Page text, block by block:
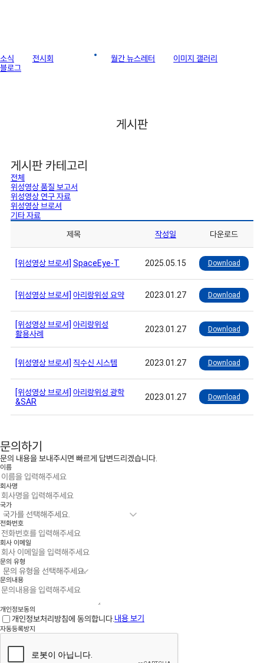
소식 전시회 월간 뉴스레터
이미지 갤러리
블로그
게시판
게시판 카테고리
전체
위성영상 품질 보고서
위성영상 연구 자료
위성영상 브로셔
기타 자료
제목
작성일 다운로드
[위성영상 브로셔] SpaceEye-T 2025.05.15 Download
[위성영상 브로셔] 아리랑위성 요약 2023.01.27 Download
[위성영상 브로셔] 아리랑위성
활용사례
2023.01.27 Download
[위성영상 브로셔] 직수신 시스템 2023.01.27 Download
[위성영상 브로셔] 아리랑위성 광학
&SAR
2023.01.27 Download
문의하기
문의 내용을 보내주시면 빠르게 답변드리겠습니다.
이름
회사명
국가
전화번호
회사 이메일
문의 유형
문의내용
개인정보동의
개인정보처리방침에 동의합니다. 내용 보기
자동등록방지